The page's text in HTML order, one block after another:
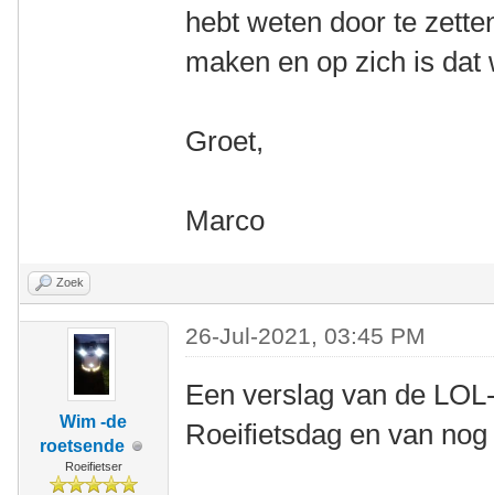
hebt weten door te
maken en op zich is
Groet,
Marco
Zoek
Wim -de
roetsende
Roeifietser
26-Jul-2021, 03:45 PM
Een verslag van de
Roeifietsdag en van